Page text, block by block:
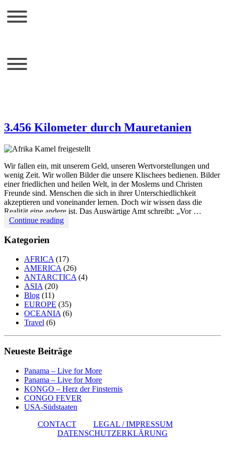
3.456 Kilometer durch Mauretanien
Wir fallen ein, mit unserem Geld, unseren Wertvorstellungen und
wenig Zeit. Wir wollen Bilder die unsere Klischees bedienen. Bilder
einer friedlichen und heilen Welt, in der Moslems und Christen
Freunde sind. Menschen die sich in ihrer Unterschiedlichkeit
akzeptieren und voneinander lernen. Doch wir wissen dass die
Realität eine andere ist. Das Auswärtige Amt schreibt: „Vor …
Continue reading3.456
Kategorien
AFRICA (17)
AMERICA (26)
ANTARCTICA (4)
ASIA (20)
Blog (11)
EUROPE (35)
OCEANIA (6)
Travel (6)
Neueste Beiträge
Panama – Live for More
Panama – Live for More
KONGO – Herz der Finsternis
CONGO FEVER
USA-Südstaaten
CONTACT
LEGAL / IMPRESSUM
DATENSCHUTZERKLÄRUNG